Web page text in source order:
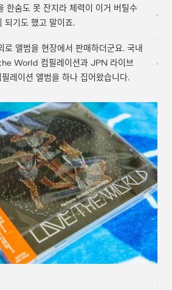
한숨도 못 잔지라 체력이 이거 버틸수
되기도 했고 말이죠.
로 앨범을 현장에서 판매하더군요. 국내
World 컴필레이션과 JPN 라이브
레이션 앨범을 하나 집어왔습니다.